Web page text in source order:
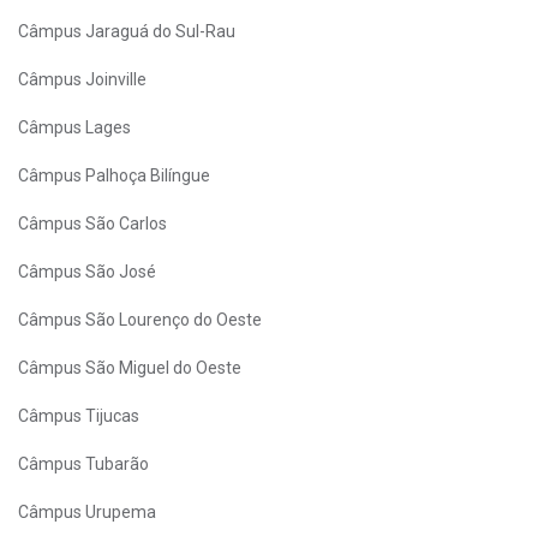
Câmpus Jaraguá do Sul-Rau
Câmpus Joinville
Câmpus Lages
Câmpus Palhoça Bilíngue
Câmpus São Carlos
Câmpus São José
Câmpus São Lourenço do Oeste
Câmpus São Miguel do Oeste
Câmpus Tijucas
Câmpus Tubarão
Câmpus Urupema